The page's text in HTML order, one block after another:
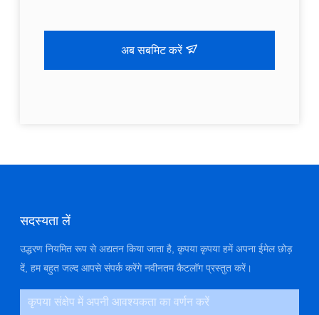
अब सबमिट करें
सदस्यता लें
उद्धरण नियमित रूप से अद्यतन किया जाता है, कृपया कृपया हमें अपना ईमेल छोड़
दें, हम बहुत जल्द आपसे संपर्क करेंगे नवीनतम कैटलॉग प्रस्तुत करें।